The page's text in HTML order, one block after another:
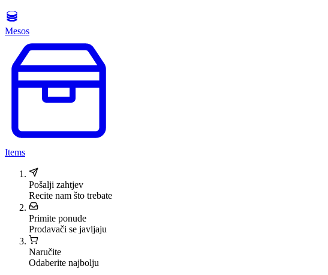
Mesos
Items
Pošalji zahtjev
Recite nam što trebate
Primite ponude
Prodavači se javljaju
Naručite
Odaberite najbolju